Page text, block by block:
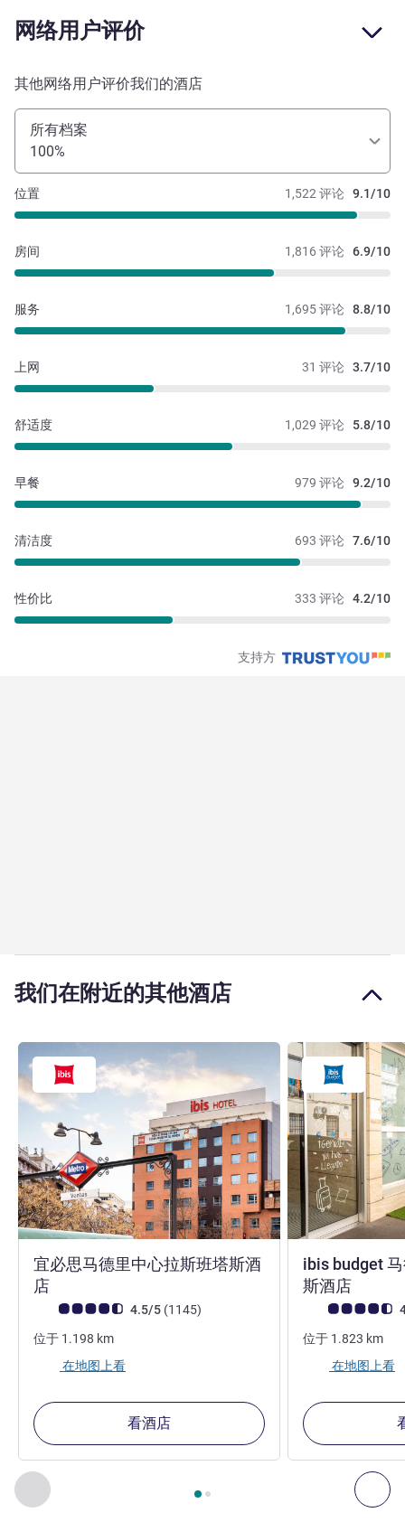
网络用户评价
其他网络用户评价我们的酒店
所有档案
100%
1,522 评论 9.1/10
位置
1,816 评论 6.9/10
房间
1,695 评论 8.8/10
服务
31 评论 3.7/10
上网
1,029 评论 5.8/10
舒适度
979 评论 9.2/10
早餐
693 评论 7.6/10
清洁度
333 评论 4.2/10
性价比
支持方
我们在附近的其他酒店
上一个 - 我们在附近的其他酒店 下
第 1页，共 , 我们在附近的其他酒店 1 :, 我们在附近的
宜必思马德里中心拉斯班塔斯酒
店
客户意见评级 (ALL 评级)
4.5/5 (1145评论
)
位于 1.198 km
在地图上看
看酒店
ibis budget
斯酒店
客户意见评级
位于 1.823 km
在地图上看